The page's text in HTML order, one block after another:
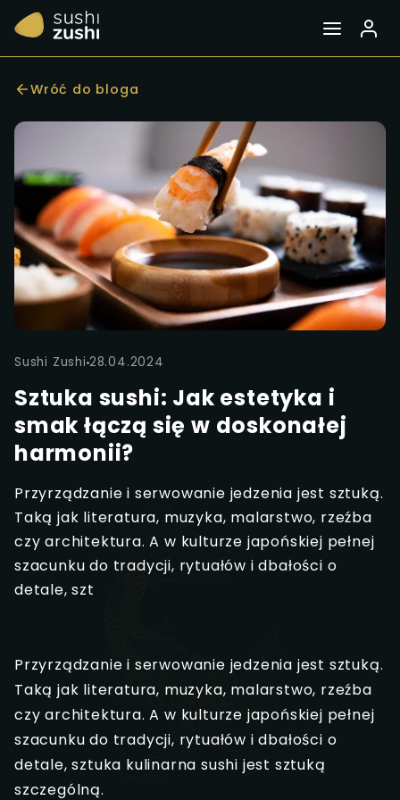
Wróć do bloga
Sushi Zushi 28.04.2024
Sztuka sushi: Jak estetyka i
smak łączą się w doskonałej
harmonii?
Przyrządzanie i serwowanie jedzenia jest sztuką.
Taką jak literatura, muzyka, malarstwo, rzeźba
czy architektura. A w kulturze japońskiej pełnej
szacunku do tradycji, rytuałów i dbałości o
detale, szt
Przyrządzanie i serwowanie jedzenia jest sztuką.
Taką jak literatura, muzyka, malarstwo, rzeźba
czy architektura. A w kulturze japońskiej pełnej
szacunku do tradycji, rytuałów i dbałości o
detale, sztuka kulinarna sushi jest sztuką
szczególną.